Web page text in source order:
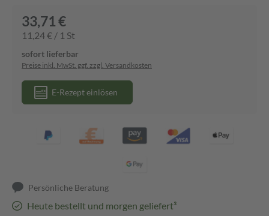
33,71 €
11,24 € / 1 St
sofort lieferbar
Preise inkl. MwSt. ggf. zzgl. Versandkosten
E-Rezept einlösen
Persönliche Beratung
Heute bestellt und morgen geliefert³